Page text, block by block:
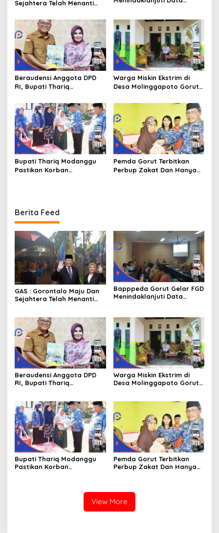
Sejahtera Telah Menanti
Beraudensi Anggota DPD
RI, Bupati Thariq
Memperkenalkan Jakestra
Warga Miskin Ekstrim di
Desa Molinggapoto Gorut
Bupati Thariq Modanggu
Pastikan Korban
Pemda Gorut Terbitkan
Perbup Zakat Dan Hanya
Berita Feed
GAS : Gorontalo Maju Dan
Sejahtera Telah Menanti
Bapppeda Gorut Gelar FGD
Menindaklanjuti Data
Beraudensi Anggota DPD
RI, Bupati Thariq
Warga Miskin Ekstrim di
Desa Molinggapoto Gorut
Bupati Thariq Modanggu
Pastikan Korban
Pemda Gorut Terbitkan
Perbup Zakat Dan Hanya
View More